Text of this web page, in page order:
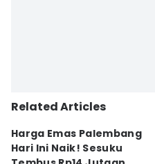
Related Articles
Harga Emas Palembang
Hari Ini Naik! Sesuku